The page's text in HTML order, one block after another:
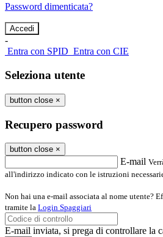
Password dimenticata?
-
Entra con SPID Entra con CIE
Seleziona utente
button close ×
Recupero password
button close ×
E-mail
all'indirizzo indicato con le istruzioni
Non hai una e-mail associata al nome utente?
tramite la Login Spaggiari
E-mail inviata, si prega di controllare la